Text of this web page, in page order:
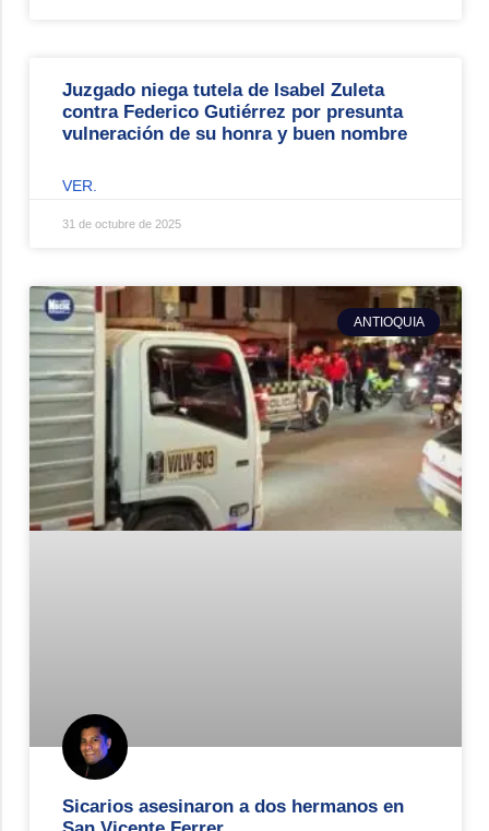
Juzgado niega tutela de Isabel Zuleta
contra Federico Gutiérrez por presunta
vulneración de su honra y buen nombre
VER.
31 de octubre de 2025
ANTIOQUIA
Sicarios asesinaron a dos hermanos en